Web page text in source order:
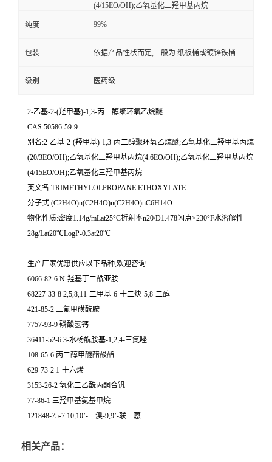
(4/15EO/OH);乙氧基化三羟甲基丙烷
纯度 99%
包装 依据产品性状而定,一般为:纸板桶或镀锌铁桶
级别 医药级
2-乙基-2-(羟甲基)-1,3-丙二醇聚环氧乙烷醚
CAS:50586-59-9
别名:2-乙基-2-(羟甲基)-1,3-丙二醇聚环氧乙烷醚;乙氧基化三羟甲基丙烷
(20/3EO/OH);乙氧基化三羟甲基丙烷(4.6EO/OH);乙氧基化三羟甲基丙烷
(4/15EO/OH);乙氧基化三羟甲基丙烷
英文名:TRIMETHYLOLPROPANE ETHOXYLATE
分子式:(C2H4O)n(C2H4O)n(C2H4O)nC6H14O
物化性质:密度1.14g/mLat25°C折射率n20/D1.478闪点>230°F水溶解性
28g/Lat20℃LogP-0.3at20℃
生产厂家优惠供应以下品种,欢迎咨询:
6066-82-6 N-羟基丁二酰亚胺
68227-33-8 2,5,8,11-二甲基-6-十二炔-5,8-二醇
421-85-2 三氟甲磺酰胺
7757-93-9 磷酸氢钙
36411-52-6 3-水杨酰胺基-1,2,4-三氮唑
108-65-6 丙二醇甲醚醋酸酯
629-73-2 1-十六烯
3153-26-2 氧化二乙酰丙酮合钒
77-86-1 三羟甲基氨基甲烷
121848-75-7 10,10’-二溴-9,9’-联二蒽
相关产品：